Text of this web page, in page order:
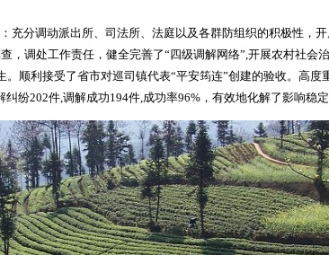
充分调动派出所、司法所、法庭以及各群防组织的积极性，
，调处工作责任，健全完善了“四级调解网络”,开展农村社会
顺利接受了省市对巡司镇代表“平安筠连”创建的验收。高
纷202件,调解成功194件,成功率96%，有效地化解了影响稳